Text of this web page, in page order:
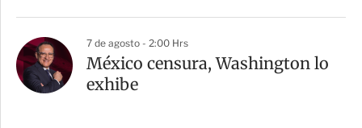
7 de agosto - 2:00 Hrs
México censura, Washington lo
exhibe